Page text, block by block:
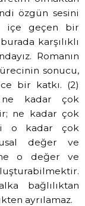
özgün sesini
içe geçen bir
karşılıklı
Romanın
sonucu,
bir katkı. (2)
ne kadar çok
ne kadar çok
o kadar çok
değer ve
o değer ve
bağlılıktan
ayrılamaz.